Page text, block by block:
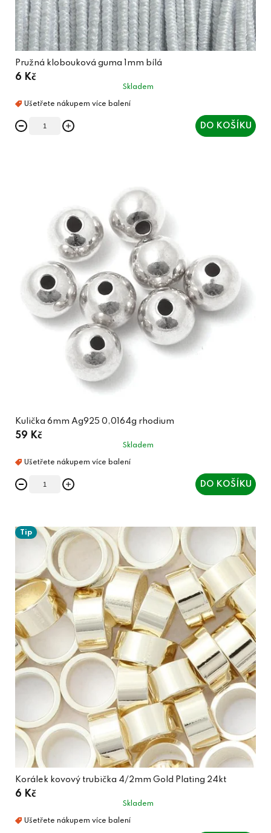
Pružná klobouková guma 1mm bílá
6 Kč
Skladem
DO KOŠÍKU
Kulička 6mm Ag925 0,0164g rhodium
59 Kč
Skladem
DO KOŠÍKU
Tip
Korálek kovový trubička 4/2mm Gold Plating 24kt
6 Kč
Skladem